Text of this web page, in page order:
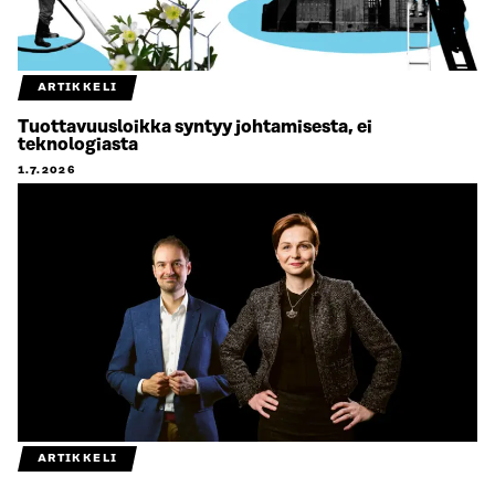
ARTIKKELI
Tuottavuusloikka syntyy johtamisesta, ei
teknologiasta
1.7.2026
ARTIKKELI